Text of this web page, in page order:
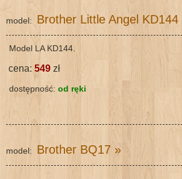
model: Brother Little Angel KD144
Model LA KD144.
cena: 549 zł
dostępność: od ręki
model: Brother BQ17 »